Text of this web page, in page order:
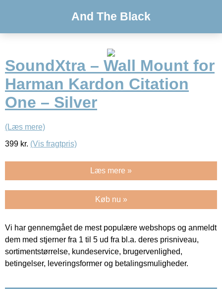
And The Black
SoundXtra – Wall Mount for
Harman Kardon Citation
One – Silver
(Læs mere)
399 kr. (Vis fragtpris)
Læs mere »
Køb nu »
Vi har gennemgået de mest populære webshops og anmeldt
dem med stjerner fra 1 til 5 ud fra bl.a. deres prisniveau,
sortimentstørrelse, kundeservice, brugervenlighed,
betingelser, leveringsformer og betalingsmuligheder.